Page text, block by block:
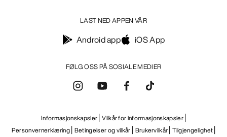
FØLG OSS PÅ SOSIALE MEDIER
LAST NED APPEN VÅR
Android app iOS App
Informasjonskapsler Vilkår for informasjonskapsler
Personvernerklæring Betingelser og vilkår Brukervilkår Tilgjengelighet